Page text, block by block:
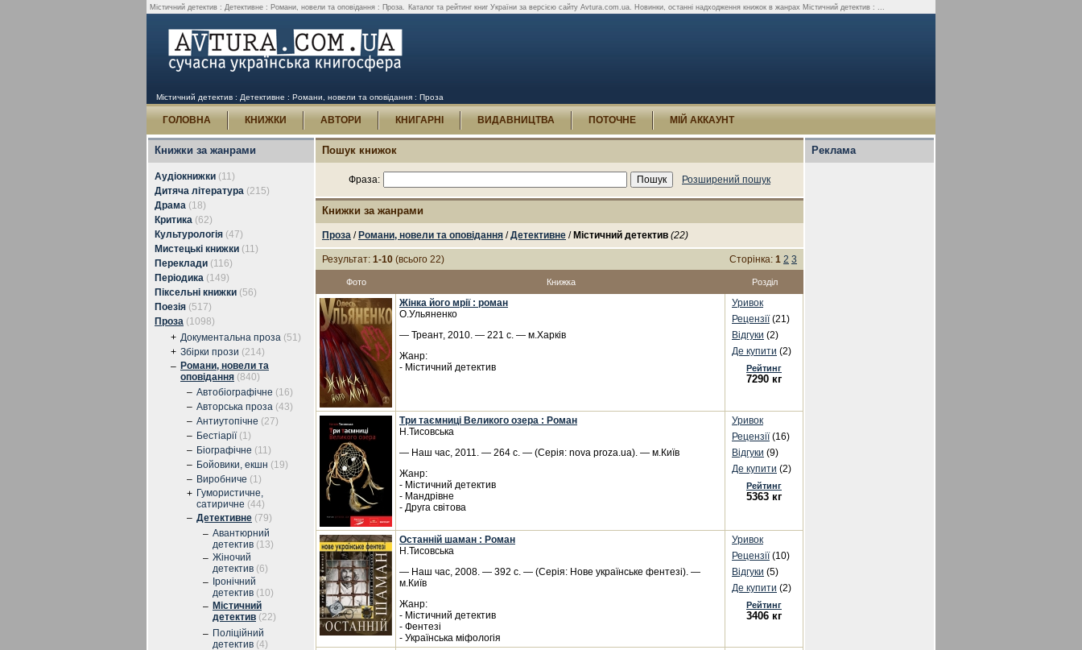
Містичний детектив : Детективне : Романи, новели та оповідання : Проза. Каталог та рейтинг книг України за версією сайту Avtura.com.ua. Новинки, останні надходження книжок в жанрах Містичний детектив : ...
Містичний детектив : Детективне : Романи, новели та оповідання : Проза
ГОЛОВНА КНИЖКИ АВТОРИ КНИГАРНІ ВИДАВНИЦТВА ПОТОЧНЕ МІЙ АККАУНТ
Книжки за жанрами
Аудіокнижки (11)
Дитяча література (215)
Драма (18)
Критика (62)
Культурологія (47)
Мистецькі книжки (11)
Переклади (116)
Періодика (149)
Піксельні книжки (56)
Поезія (517)
Проза (1098)
+ Документальна проза (51)
+ Збірки прози (214)
– Романи, новели та
оповідання (840)
– Автобіографічне (16)
– Авторська проза (43)
– Антиутопічне (27)
– Бестіарії (1)
– Біографічне (11)
– Бойовики, екшн (19)
– Виробниче (1)
+ Гумористичне,
сатиричне (44)
– Детективне (79)
– Авантюрний
детектив (13)
– Жіночий
детектив (6)
– Іронічний
детектив (10)
– Містичний
детектив (22)
– Поліційний
детектив (4)
Пошук книжок
Фраза: Розширений пошук
Книжки за жанрами
Проза / Романи, новели та оповідання /Детективне / Містичний детектив (22)
Результат: 1-10 (всього 22) Сторінка: 1 2 3
Фото Книжка Розділ
Жінка його мрії : роман
О.Ульяненко
— Треант, 2010. — 221 с. — м.Харків
Жанр:
- Містичний детектив
Уривок
Рецензії(21)
Відгуки (2)
Де купити (2)
Рейтинг
7290 кг
Три таємниці Великого озера : Роман
Н.Тисовська
— Наш час, 2011. — 264 с. — (Серія: nova proza.ua). — м.Київ
Жанр:
- Містичний детектив
- Мандрівне
- Друга світова
Уривок
Рецензії(16)
Відгуки (9)
Де купити (2)
Рейтинг
5363 кг
Останній шаман : Роман
Н.Тисовська
— Наш час, 2008. — 392 с. — (Серія: Нове українське фентезі). —
м.Київ
Жанр:
- Містичний детектив
- Фентезі
- Українська міфологія
Уривок
Рецензії(10)
Відгуки (5)
Де купити (2)
Рейтинг
3406 кг
Реклама